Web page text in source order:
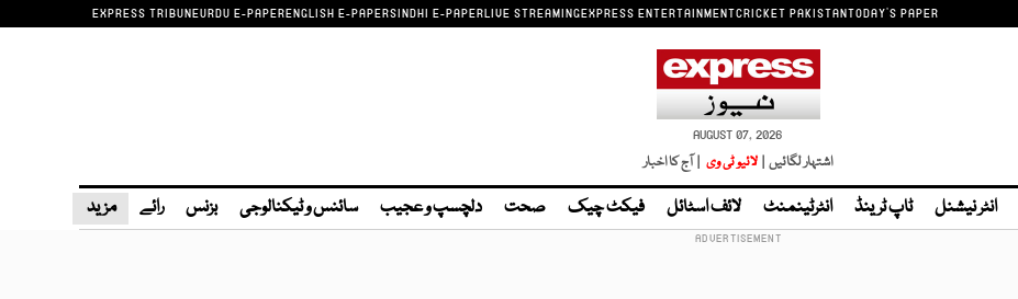
EXPRESS TRIBUNEURDU E-PAPERENGLISH E-PAPERSINDHI E-PAPERLIVE STREAMINGEXPRESS ENTERTAINMENTCRICKET PAKISTANTODAY'S PAPER
AUGUST 07, 2026
اشتہار لگائیں | لائیو ٹی وی | آج کا اخبار
انٹر نیشنل ٹاپ ٹرینڈ انٹرٹینمنٹ لائف اسٹائل فیکٹ چیک صحت دلچسپ و عجیب سائنس و ٹیکنالوجی بزنس رائے مزید